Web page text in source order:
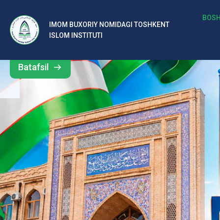
IMOM BUXORIY NOMIDAGI TOSHKENT
ISLOM INSTITUTI
b
al
ar
o‘
rt
a
si
d
Barcha
yangiliklar
Batafsil